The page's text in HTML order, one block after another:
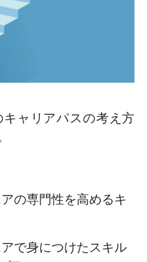
ャリアパスの考え方
の専門性を高めるキ
で身につけたスキル